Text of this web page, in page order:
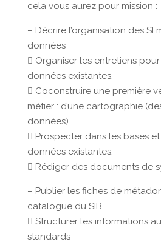
cela vous aurez pour mission :
– Décrire l’organisation des SI
données
 Organiser les entretiens
données existantes,
 Coconstruire une première
métier : d’une cartographie
données)
 Prospecter dans les bases
données existantes,
 Rédiger des documents de
– Publier les fiches de
catalogue du SIB
 Structurer les informations
standards